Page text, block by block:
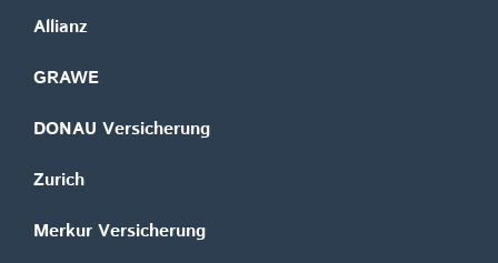
Allianz
GRAWE
DONAU Versicherung
Zurich
Merkur Versicherung